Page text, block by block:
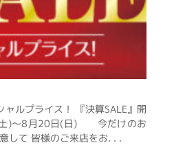
ルプライス！ 『決算SALE』開
)～8月20日(日) 今だけのお
して 皆様のご来店をお. . .